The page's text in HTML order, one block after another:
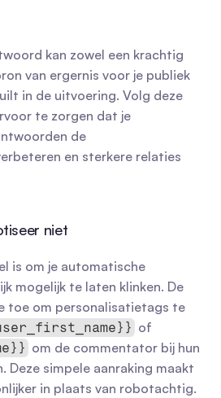
kan zowel een krachtig
van ergernis voor je publiek
in de uitvoering. Volg deze
te zorgen dat je
de
en sterkere relaties
niet
is om je automatische
mogelijk te laten klinken. De
toe om personalisatietags te
om de commentator bij hun
Deze simpele aanraking maakt
in plaats van robotachtig.